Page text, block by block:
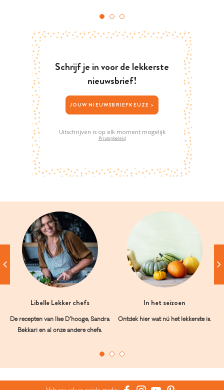
Schrijf je in voor de lekkerste
nieuwsbrief!
JOUW NIEUWSBRIEFKEUZE >
Uitschrijven is op elk moment mogelijk
Privacybeleid
Libelle Lekker chefs
De recepten van Ilse D’hooge, Sandra
Bekkari en al onze andere chefs.
In het seizoen
Ontdek hier wat nú het lekkerste is.